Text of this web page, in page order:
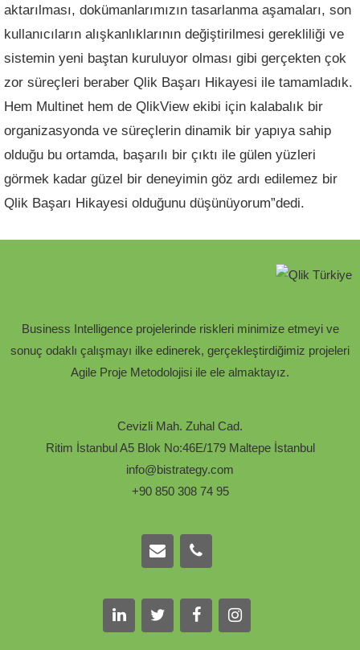
aktarılması, dokümanlarımızın tasarlanma aşamaları, son
kullanıcıların alışkanlıklarının değiştirilmesi gerekliliği ve
sistemin yeni baştan kuruluyor olması gibi gerçekten çok
zor süreçleri beraber Qlik Başarı Hikayesi ile tamamladık.
Hem Multinet hem de QlikView ekibi için kalabalık bir
organizasyonda ve süreçlerin dinamik bir yapıya sahip
olduğu bu ortamda, başarılı bir çıktı ile gülen yüzleri
görmek kadar güzel bir deneyimin göz ardı edilemez bir
Qlik Başarı Hikayesi olduğunu düşünüyorum”dedi.
Business Intelligence projelerinde riskleri minimize etmeyi ve
sonuç odaklı çalışmayı ilke edinerek, gerçekleştirdiğimiz projeleri
Agile Proje Metodolojisi ile ele almaktayız.
Cevizli Mah. Zuhal Cad.
Ritim İstanbul A5 Blok No:46E/179 Maltepe İstanbul
info@bistrategy.com
+90 850 308 74 95